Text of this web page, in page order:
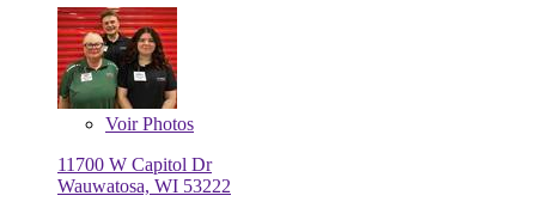
VoirPhotos
11700 W Capitol Dr
Wauwatosa, WI 53222